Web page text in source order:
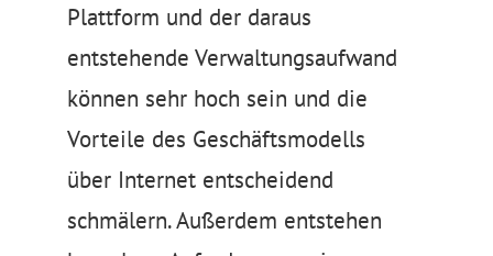
Plattform und der daraus
entstehende Verwaltungsaufwand
können sehr hoch sein und die
Vorteile des Geschäftsmodells
über Internet entscheidend
schmälern. Außerdem entstehen